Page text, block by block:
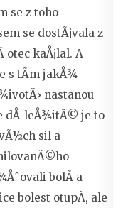
se z toho
se dostÃ¡vala z
otec kaÅ¡lal. A
s tÃ­m jakÅ¾
nastanou
dÅ¯leÅ¾itÃ© je to
sil a
bolÃ­ a
bolest otupÃ­, ale